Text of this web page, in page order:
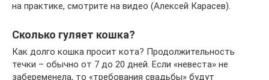
на практике, смотрите на видео (Алексей Карасев).
Сколько гуляет кошка?
Как долго кошка просит кота? Продолжительность
течки – обычно от 7 до 20 дней. Если «невеста» не
забеременела, то «требования свадьбы» будут